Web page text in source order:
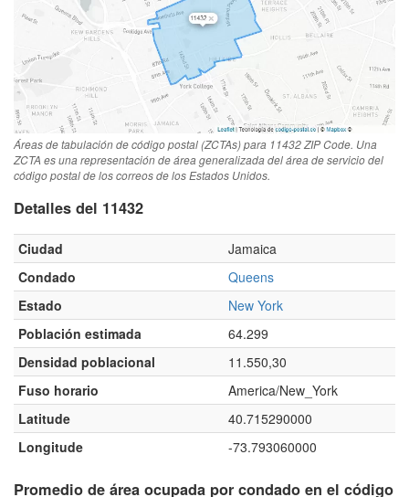
Áreas de tabulación de código postal (ZCTAs) para 11432 ZIP Code. Una
ZCTA es una representación de área generalizada del área de servicio del
código postal de los correos de los Estados Unidos.
Detalles del 11432
Ciudad
Jamaica
Condado
Queens
Estado
New York
Población estimada
64.299
Densidad poblacional
11.550,30
Fuso horario
America/New_York
Latitude
40.715290000
Longitude
-73.793060000
Promedio de área ocupada por condado en el código